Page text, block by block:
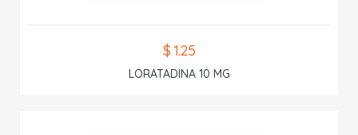
$ 1.25
LORATADINA 10 MG